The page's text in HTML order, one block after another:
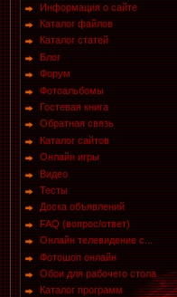
Информация о сайте
Каталог файлов
Каталог статей
Блог
Форум
Фотоальбомы
Гостевая книга
Обратная связь
Каталог сайтов
Онлайн игры
Видео
Тесты
Доска объявлений
FAQ (вопрос/ответ)
Онлайн телевидение с...
Фотошоп онлайн
Обои для рабочего стола
Каталог программ